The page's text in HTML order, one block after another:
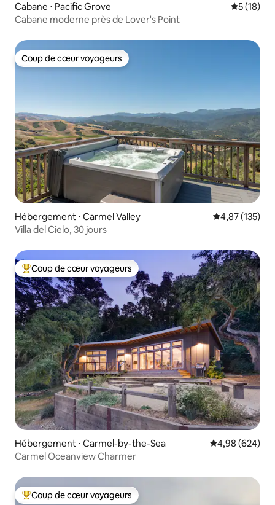
Cabane ⋅ Pacific Grove
5 (18)
Cabane moderne près de Lover's Point
Coup de cœur voyageurs
Coup de cœur voyageurs
Hébergement ⋅ Carmel Valley Évaluation
4,87 (135)
Villa del Cielo, 30 jours
Coups de cœur voyageurs les plus appréciés
Coup de cœur voyageurs
Hébergement ⋅ Carmel-by-the-Sea Évaluation
4,98 (624)
Carmel Oceanview Charmer
Coups de cœur voyageurs les plus appréciés
Coup de cœur voyageurs